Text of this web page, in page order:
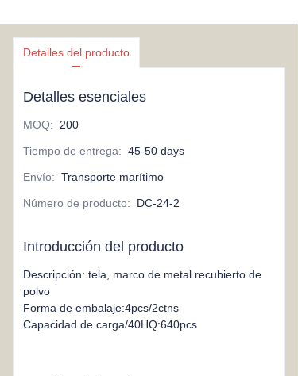
Detalles del producto
Detalles esenciales
MOQ: 200
Tiempo de entrega: 45-50 days
Envío: Transporte marítimo
Número de producto: DC-24-2
Introducción del producto
Descripción: tela, marco de metal recubierto de
polvo
Forma de embalaje:4pcs/2ctns
Capacidad de carga/40HQ:640pcs